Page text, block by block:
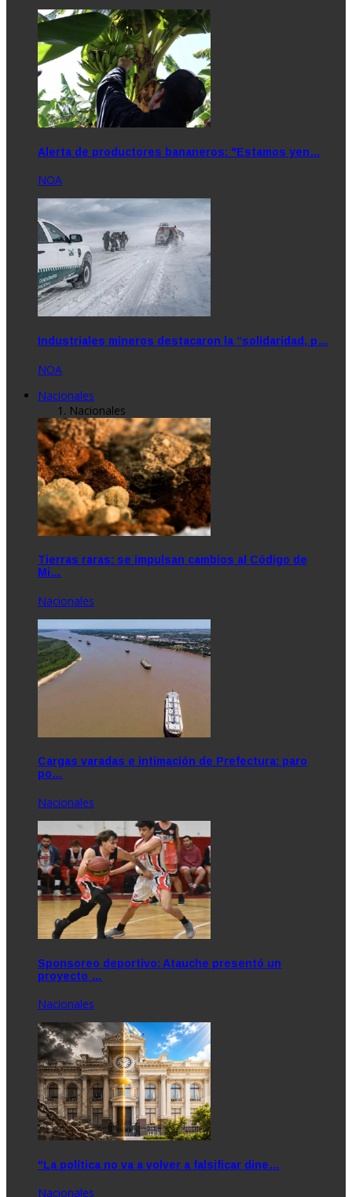
Alerta de productores bananeros: "Estamos yen…
NOA
Industriales mineros destacaron la “solidaridad, p…
NOA
Nacionales
Nacionales
Tierras raras: se impulsan cambios al Código de
Mi…
Nacionales
Cargas varadas e intimación de Prefectura: paro
po…
Nacionales
Sponsoreo deportivo: Atauche presentó un
proyecto …
Nacionales
"La política no va a volver a falsificar dine…
Nacionales